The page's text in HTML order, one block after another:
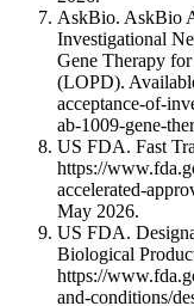
AskBio. AskBio
Investigational
Gene Therapy
(LOPD).
acceptance-of-
ab-1009-gene-
US FDA. Fast
https://
accelerated-
May 2026.
US FDA.
Biological
https://
and-conditions/